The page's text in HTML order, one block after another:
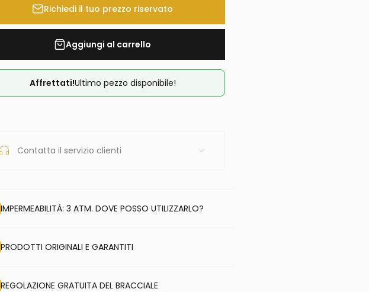
Richiedi il tuo prezzo riservato
Aggiungi al carrello
Affrettati!Ultimo pezzo disponibile!
Contatta il servizio clienti
IMPERMEABILITÀ: 3 ATM. DOVE POSSO UTILIZZARLO?
PRODOTTI ORIGINALI E GARANTITI
REGOLAZIONE GRATUITA DEL BRACCIALE